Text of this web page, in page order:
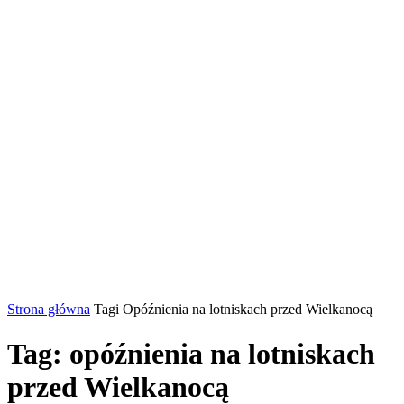
Strona główna Tagi Opóźnienia na lotniskach przed Wielkanocą
Tag: opóźnienia na lotniskach
przed Wielkanocą